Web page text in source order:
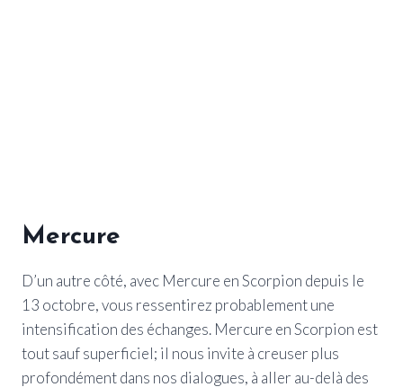
Mercure
D’un autre côté, avec Mercure en Scorpion depuis le
13 octobre, vous ressentirez probablement une
intensification des échanges. Mercure en Scorpion est
tout sauf superficiel; il nous invite à creuser plus
profondément dans nos dialogues, à aller au-delà des